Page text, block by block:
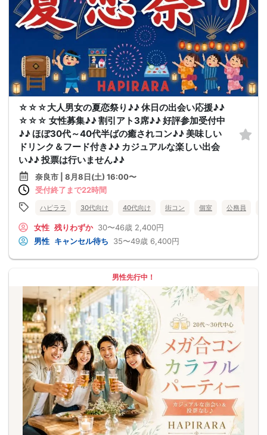
☆☆☆大人男女の夏恋祭り♪♪ 休日の出会い応援♪♪
☆☆☆ 女性募集♪♪ 割引アト3席♪♪ 好評参加受付中
♪♪ ほぼ30代～40代半ばの癒されコン♪♪ 美味しい
ドリンク＆フード付き♪♪ カジュアルな楽しい出会
い♪♪ 投票は行いません♪♪
奈良市 | 8月8日(土) 16:00〜
受付終了まで22時間
ハピララ 30代向け 40代向け 街コン 個室 公務員
女性 残りわずか 30〜46歳 2,400円
男性 キャンセル待ち 35〜49歳 6,400円
男性先行中！